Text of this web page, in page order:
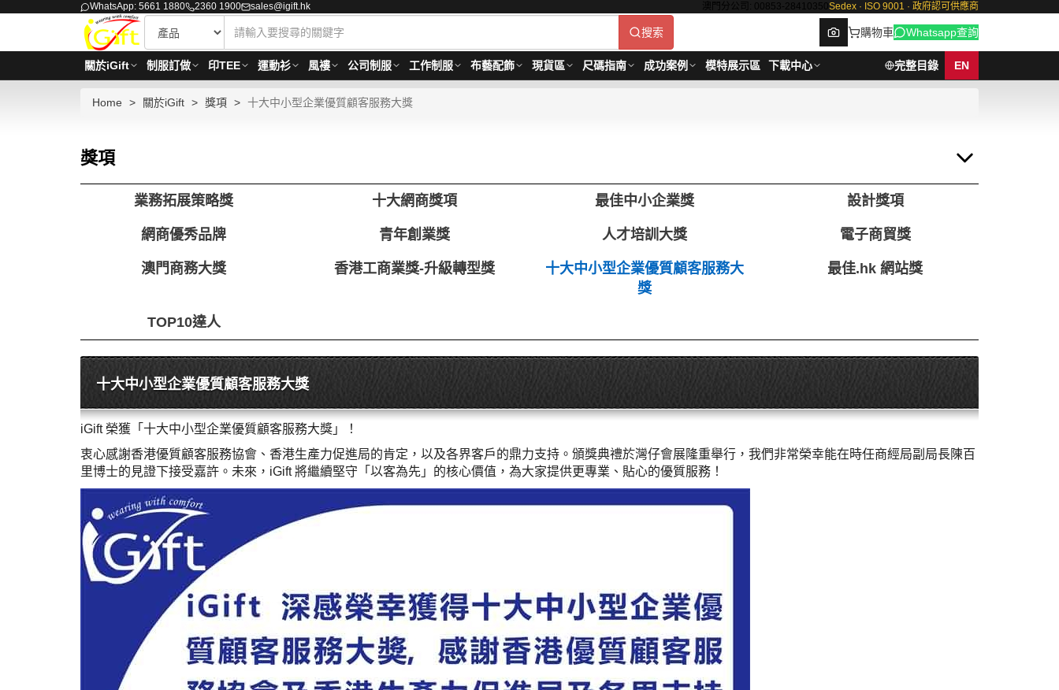
WhatsApp: 5661 1880 2360 1900 sales@igift.hk 澳門分公司: 00853-28410350 Sedex · ISO 9001 · 政府認可供應商
搜索 購物車 Whatsapp查詢
關於iGift 制服訂做 印TEE 運動衫 風褸 公司制服 工作制服 布藝配飾 現貨區 尺碼指南 成功案例 模特展示區 下載中心 完整目錄 EN
Home 關於iGift 獎項 十大中小型企業優質顧客服務大獎
獎項
業務拓展策略獎 十大網商獎項 最佳中小企業獎 設計獎項
網商優秀品牌 青年創業獎 人才培訓大獎 電子商貿獎
澳門商務大獎 香港工商業獎-升級轉型獎
十大中小型企業優質顧客服務大
獎
最佳.hk 網站獎
TOP10達人
十大中小型企業優質顧客服務大獎
iGift 榮獲「十大中小型企業優質顧客服務大獎」！
衷心感謝香港優質顧客服務協會、香港生產力促進局的肯定，以及各界客戶的鼎力支持。頒獎典禮於灣仔會展隆重舉行，我們非常榮幸能在時任商經局副局長陳百
里博士的見證下接受嘉許。未來，iGift 將繼續堅守「以客為先」的核心價值，為大家提供更專業、貼心的優質服務！